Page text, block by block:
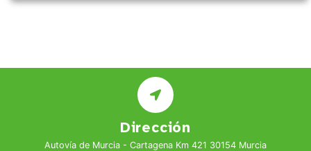
Dirección
Autovía de Murcia - Cartagena Km 421 30154 Murcia